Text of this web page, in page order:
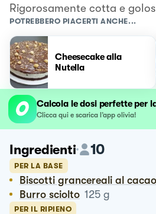
Rigorosamente cotta e
POTREBBERO PIACERTI ANCHE...
Cheesecake alla
Nutella
Calcola le dosi perfette per
Clicca qui e scarica l’app olivia!
Ingredienti 10
PER LA BASE
Biscotti grancereali al cacao
Burro sciolto 125 g
PER IL RIPIENO